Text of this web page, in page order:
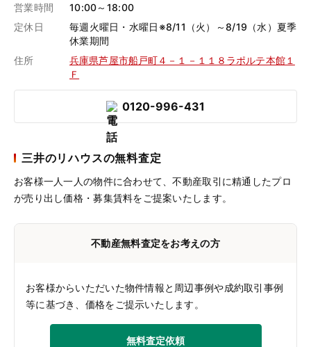
営業時間
10:00～18:00
定休日
毎週火曜日・水曜日※8/11（火）～8/19（水）夏季
休業期間
住所
兵庫県芦屋市船戸町４－１－１１８ラポルテ本館１
Ｆ
0120-996-431
三井のリハウスの無料査定
お客様一人一人の物件に合わせて、不動産取引に精通したプロ
が売り出し価格・募集賃料をご提案いたします。
不動産無料査定をお考えの方
お客様からいただいた物件情報と周辺事例や成約取引事例
等に基づき、価格をご提示いたします。
無料査定依頼